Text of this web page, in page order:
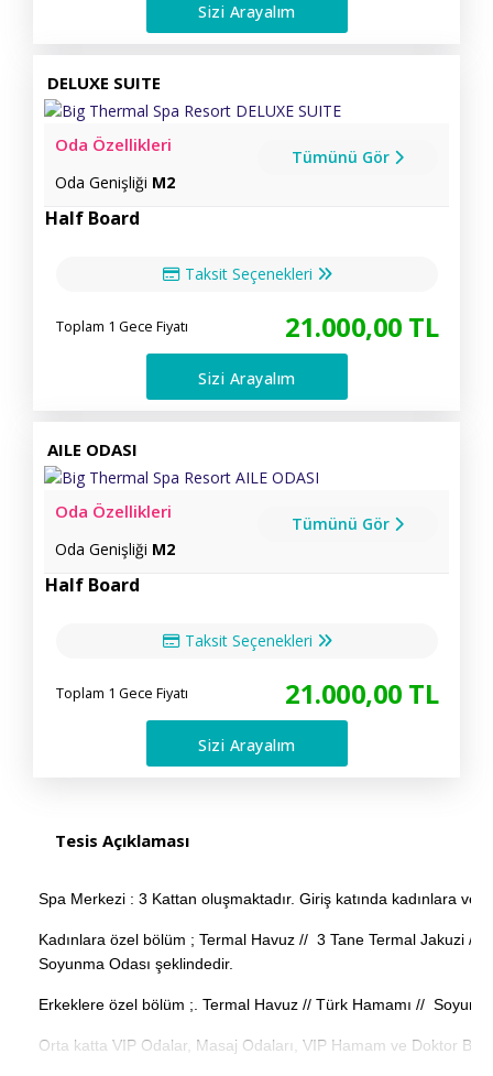
Sizi Arayalım
DELUXE SUITE
Oda Özellikleri
Oda Genişliği M2
Tümünü Gör
Half Board
Taksit Seçenekleri
Toplam 1 Gece Fiyatı 21.000,00 TL
Sizi Arayalım
AILE ODASI
Oda Özellikleri
Oda Genişliği M2
Tümünü Gör
Half Board
Taksit Seçenekleri
Toplam 1 Gece Fiyatı 21.000,00 TL
Sizi Arayalım
Tesis Açıklaması
Spa Merkezi : 3 Kattan oluşmaktadır. Giriş katında kadınlara ve
Kadınlara özel bölüm ; Termal Havuz // 3 Tane Termal Jakuzi //
Soyunma Odası şeklindedir.
Erkeklere özel bölüm ;. Termal Havuz // Türk Hamamı //
Orta katta VIP Odalar, Masaj Odaları, VIP Hamam ve Doktor